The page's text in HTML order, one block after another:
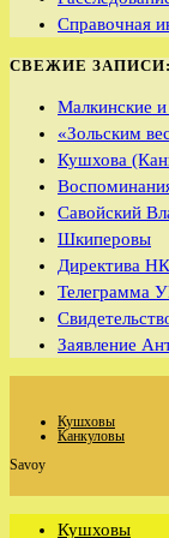
Справочная
СВЕЖИЕ ЗАПИСИ:
Малкинские
«Зольским
Кушхова
Савойский
Шкиперовы
Директива
Телеграмма
Заявление
Кушховы
Канкуловы
Savoy
Кушховы